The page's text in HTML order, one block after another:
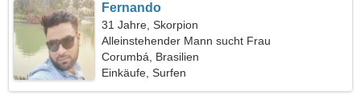
Fernando
31 Jahre, Skorpion
Alleinstehender Mann sucht Frau
Corumbá, Brasilien
Einkäufe, Surfen